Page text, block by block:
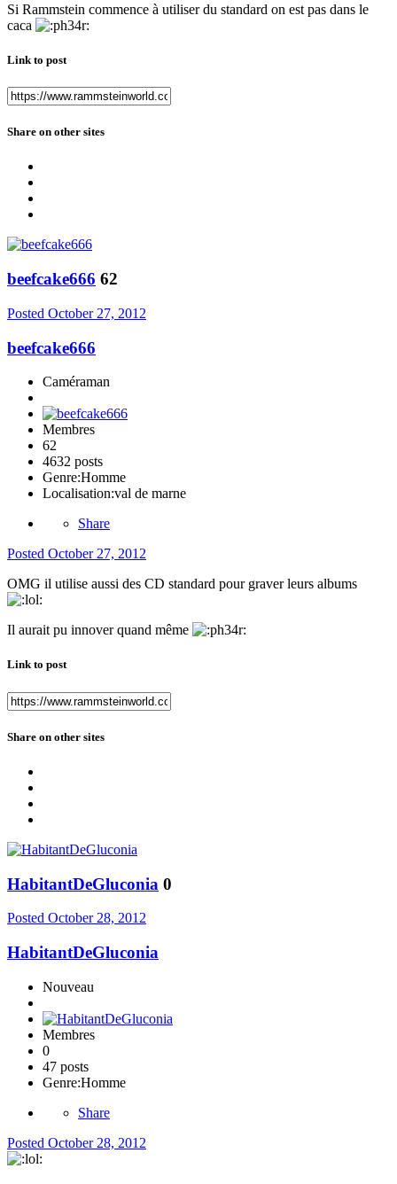
Si Rammstein commence à utiliser du standard on est pas dans le
caca
Link to post
Share on other sites
beefcake666 62
Posted October 27, 2012
beefcake666
Caméraman
Membres
62
4632 posts
Genre:Homme
Localisation:val de marne
Share
Posted October 27, 2012
OMG il utilise aussi des CD standard pour graver leurs albums
Il aurait pu innover quand même
Link to post
Share on other sites
HabitantDeGluconia 0
Posted October 28, 2012
HabitantDeGluconia
Nouveau
Membres
0
47 posts
Genre:Homme
Share
Posted October 28, 2012